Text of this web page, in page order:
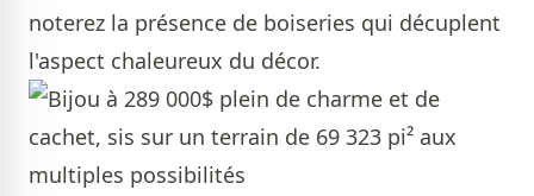
noterez la présence de boiseries qui décuplent
l'aspect chaleureux du décor.